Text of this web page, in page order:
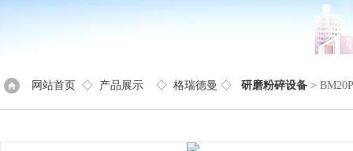
网站首页 ◇ 产品展示 ◇ 格瑞德曼 ◇ 研磨粉碎设备 >